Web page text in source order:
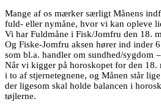
Mange af os mærker særligt Månens
fuld- eller nymåne, hvor vi kan opleve
Vi har Fuldmåne i Fisk/Jomfru den 18.
Og Fiske-Jomfru aksen hører ind inder
som bl.a. handler om sundhed/sygdom
Når vi kigger på horoskopet for den 18.
i to af stjernetegnene, og Månen står
der ligesom skal holde balancen i
tøjlerne.